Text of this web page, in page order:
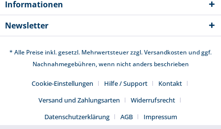
Informationen
Newsletter
* Alle Preise inkl. gesetzl. Mehrwertsteuer zzgl.Versandkosten und ggf.
Nachnahmegebühren, wenn nicht anders beschrieben
Cookie-Einstellungen Hilfe / Support
Kontakt
Versand und Zahlungsarten
Widerrufsrecht
Datenschutzerklärung
AGB Impressum